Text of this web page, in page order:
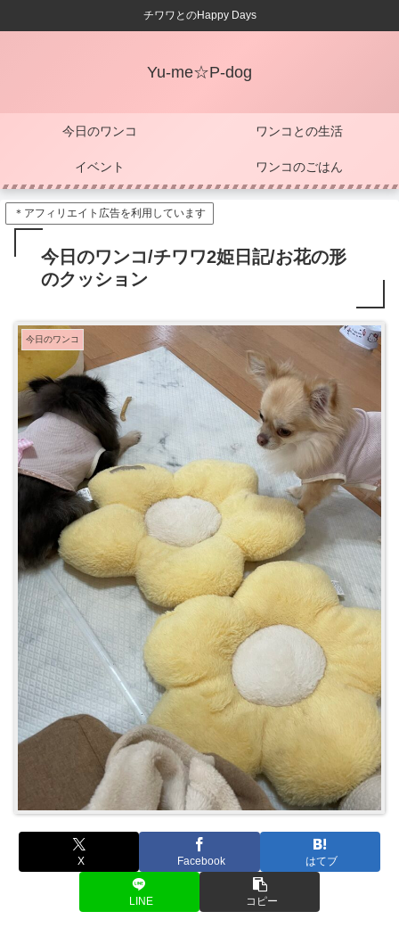
チワワとのHappy Days
Yu-me☆P-dog
今日のワンコ ワンコとの生活
イベント ワンコのごはん
＊アフィリエイト広告を利用しています
今日のワンコ/チワワ2姫日記/お花の形
のクッション
今日のワンコ
X Facebook はてブ
LINE コピー